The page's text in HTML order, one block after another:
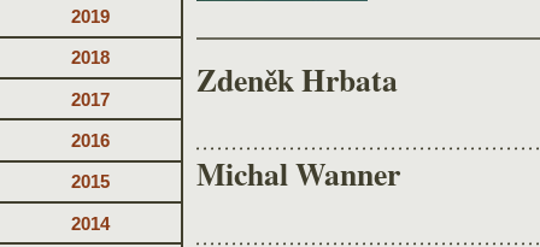
2019
2018
2017
2016
2015
2014
Zdeněk Hrbata
Michal Wanner